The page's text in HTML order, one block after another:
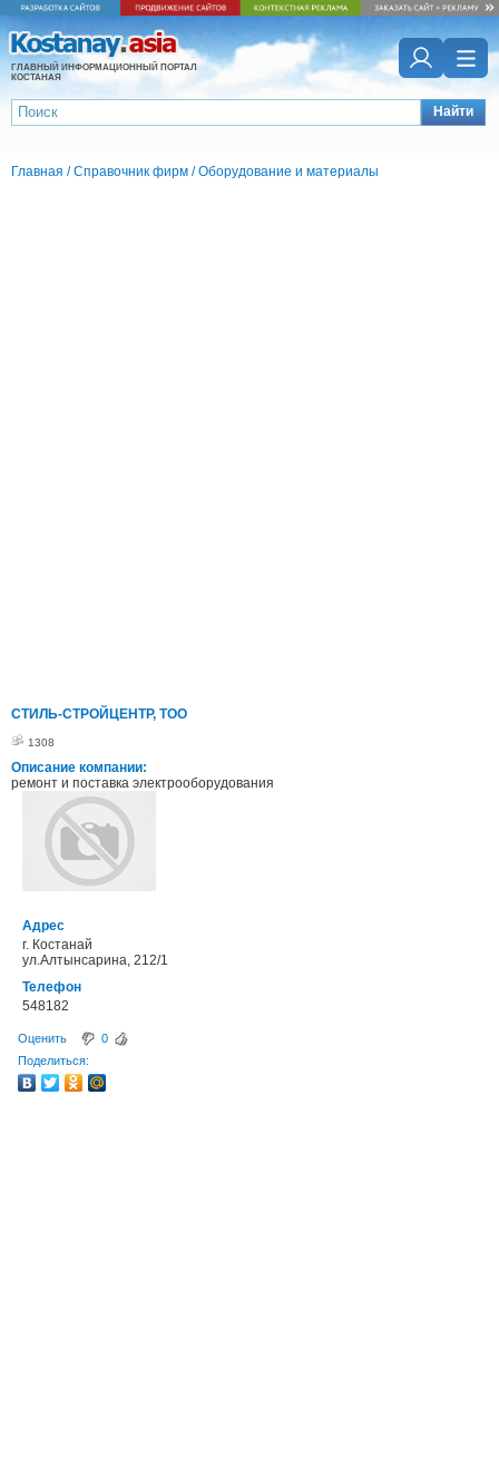
ГЛАВНЫЙ ИНФОРМАЦИОННЫЙ ПОРТАЛ
КОСТАНАЯ
Найти
Главная /Справочник фирм /Оборудование и материалы
СТИЛЬ-СТРОЙЦЕНТР, ТОО
1308
Описание компании:
ремонт и поставка электрооборудования
Адрес
г. Костанай
ул.Алтынсарина, 212/1
Телефон
548182
Оценить
0
Поделиться: